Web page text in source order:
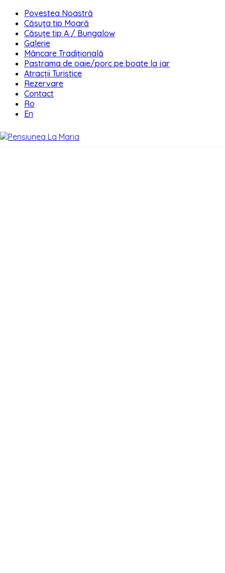
Povestea Noastră
Căsuța tip Moară
Căsuțe tip A / Bungalow
Galerie
Mâncare Tradițională
Pastrama de oaie/porc pe boate la jar
Atracții Turistice
Rezervare
Contact
Ro
En